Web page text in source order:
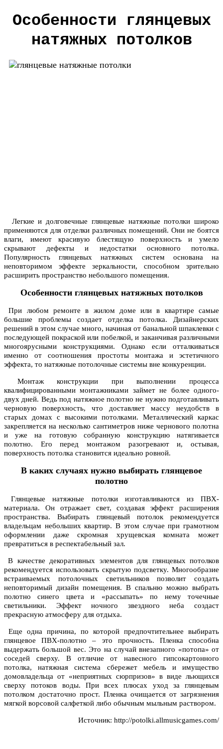
Особенности глянцевых
натяжных потолков
Легкие и долговечные глянцевые натяжные потолки широко
применяются для отделки различных помещений. Они не боятся
влаги, имеют красивую блестящую поверхность и умело
скрывают дефекты и недостатки основного потолка.
Популярность глянцевых натяжных систем основана на
неповторимом эффекте зеркальности, способном зрительно
расширить пространство небольшого помещения.
Особенности глянцевых натяжных потолков
При любом ремонте в жилом доме или в квартире самые
большие проблемы создает отделка потолка. Дизайнерских
решений в этом случае много, начиная от банальной шпаклевки с
последующей покраской или побелкой, и заканчивая различными
многоярусными конструкциями. Однако если отталкиваться
именно от соотношения простоты монтажа и эстетичного
эффекта, то натяжные потолочные системы вне конкуренции.
Монтаж конструкции при выполнении процесса
квалифицированными монтажниками займет не более одного-
двух дней. Ведь под натяжное полотно не нужно подготавливать
черновую поверхность, что доставляет массу неудобств в
старых домах с высокими потолками. Металлический каркас
закрепляется на несколько сантиметров ниже чернового полотна
и уже на готовую собранную конструкцию натягивается
полотно. Его перед монтажом разогревают и, остывая,
поверхность потолка становится идеально ровной.
В каких случаях нужно выбирать глянцевое
полотно
Глянцевые натяжные потолки изготавливаются из ПВХ-
материала. Он отражает свет, создавая эффект расширения
пространства. Выбирать глянцевый потолок рекомендуется
владельцам небольших квартир. В этом случае при грамотном
оформлении даже скромная хрущевская комната может
превратиться в респектабельный зал.
В качестве декоративных элементов для глянцевых потолков
рекомендуется использовать скрытую подсветку. Многообразие
встраиваемых потолочных светильников позволит создать
неповторимый дизайн помещения. В спальню можно выбрать
полотно синего цвета и «рассыпать» по нему точечные
светильники. Эффект ночного звездного неба создаст
прекрасную атмосферу для отдыха.
Еще одна причина, по которой предпочтительнее выбирать
глянцевое ПВХ-полотно – это прочность. Пленка способна
выдержать большой вес. Это на случай внезапного «потопа» от
соседей сверху. В отличие от навесного гипсокартонного
потолка, натяжная система сбережет мебель и имущество
домовладельца от «неприятных сюрпризов» в виде льющихся
сверху потоков воды. При всех плюсах уход за глянцевым
потолком достаточно прост. Пленка очищается от загрязнения
мягкой ворсовой салфеткой либо обычным мыльным раствором.
Источник: http://potolki.allmusicgames.com/